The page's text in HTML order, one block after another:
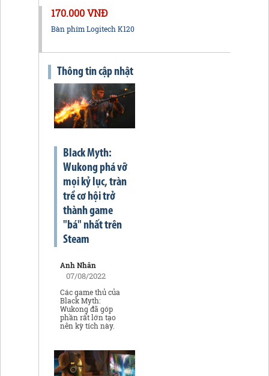
170.000 VNĐ
Bàn phím Logitech K120
Thông tin cập nhật
Black Myth:
Wukong phá vỡ
mọi kỷ lục, tràn
trề cơ hội trở
thành game
"bá" nhất trên
Steam
Anh Nhân
07/08/2022
Các game thủ của
Black Myth:
Wukong đã góp
phần rất lớn tạo
nên kỳ tích này.